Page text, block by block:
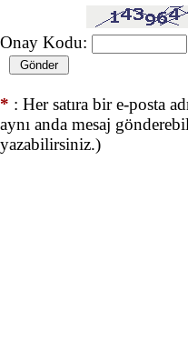
Onay Kodu:
* : Her satıra bir e-posta
aynı anda mesaj
yazabilirsiniz.)